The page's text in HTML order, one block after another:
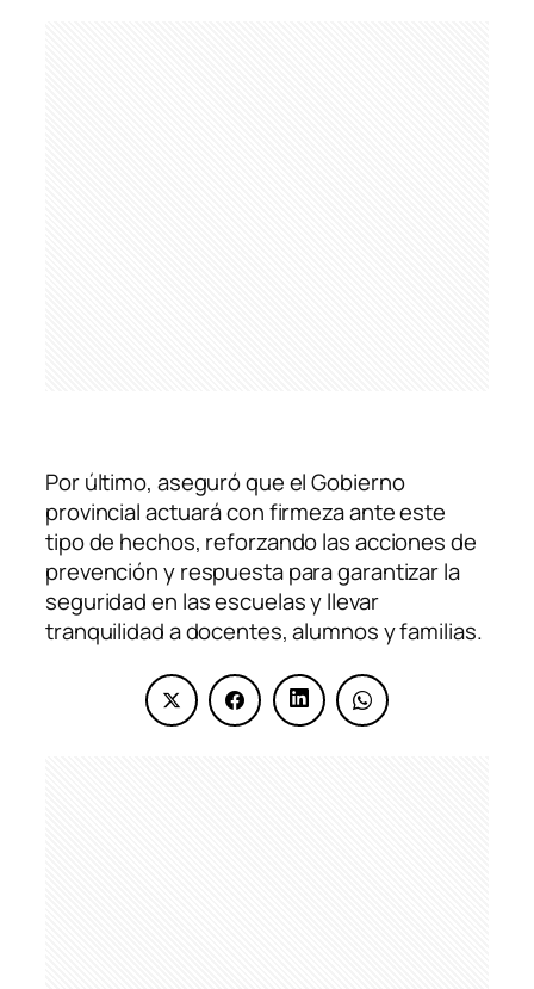
Por último, aseguró que el Gobierno
provincial actuará con firmeza ante este
tipo de hechos, reforzando las acciones de
prevención y respuesta para garantizar la
seguridad en las escuelas y llevar
tranquilidad a docentes, alumnos y familias.